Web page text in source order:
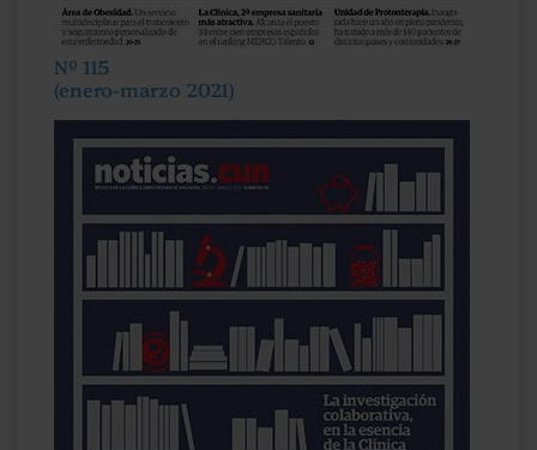
Nº 115
(enero-marzo 2021)